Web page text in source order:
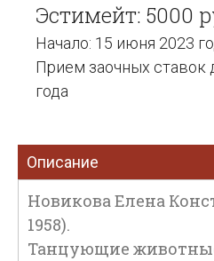
Эстимейт: 5000
Начало: 15 июня 2023
Прием заочных ставок
года
Описание
Новикова Елена
1958).
Танцующие